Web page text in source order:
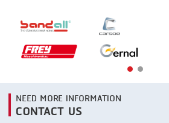
VACUUM STUFFING
WASHING
NEED MORE INFORMATION
CONTACT US